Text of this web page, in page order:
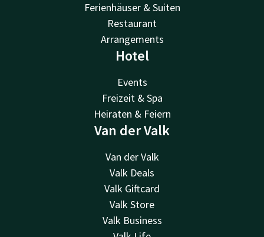
Ferienhäuser & Suiten
Restaurant
Arrangements
Hotel
Events
Freizeit & Spa
Heiraten & Feiern
Van der Valk
Van der Valk
Valk Deals
Valk Giftcard
Valk Store
Valk Business